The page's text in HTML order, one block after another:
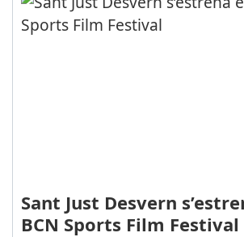
Sant Just Desvern
BCN Sports Film Festival